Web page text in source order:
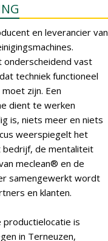
en leverancier van
onderscheidend vast
techniek functioneel
zijn. Een
dient te werken
is, niets meer en niets
weerspiegelt het
bedrijf, de mentaliteit
meclean® en de
samengewerkt wordt
en klanten.
productielocatie is
in Terneuzen,